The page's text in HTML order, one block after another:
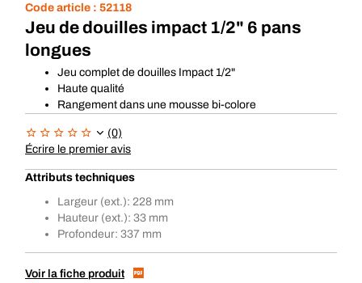
Code article : 52118
Jeu de douilles impact 1/2" 6 pans
longues
Jeu complet de douilles Impact 1/2"
Haute qualité
Rangement dans une mousse bi-colore
(0)
Écrire le premier avis
Attributs techniques
Largeur (ext.): 228 mm
Hauteur (ext.): 33 mm
Profondeur: 337 mm
Voir la fiche produit